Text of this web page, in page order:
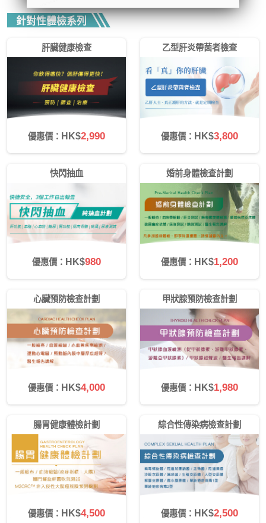
針對性體檢系列
肝臟健康檢查
優惠價： HK$2,990
乙型肝炎帶菌者檢查
優惠價： HK$3,800
快閃抽血
優惠價： HK$980
婚前身體檢查計劃
優惠價： HK$1,200
心臟預防檢查計劃
優惠價： HK$4,000
甲狀腺預防檢查計劃
優惠價： HK$1,980
腸胃健康體檢計劃
優惠價： HK$4,500
綜合性傳染病檢查計劃
優惠價： HK$2,500
心42樓4203室（中環港鐵站出口
D1）
- 服務熱線：(852) 3180 9809
- 電子郵箱：cs@tchc.hk
「中環專科體檢中心」致力為關注健
一站式進行全方位檢查。
如果您有任何疑問或需要進一步了
解，請隨時與我們聯繫。謝謝您的支
持！
祝您健康愉快！